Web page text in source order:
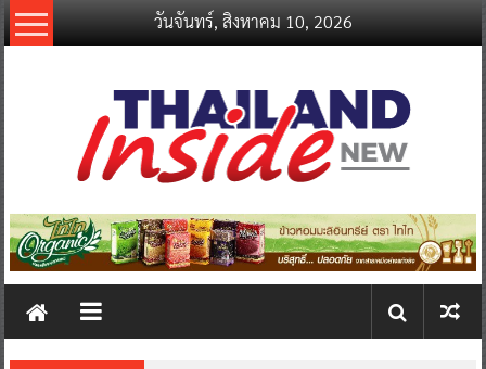
Skip
to
วันจันทร์, สิงหาคม 10, 2026
thailandinsidenew.com
Thailand
New